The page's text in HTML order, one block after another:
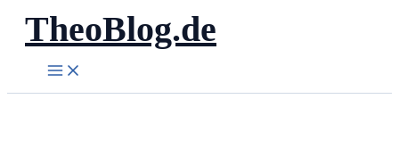
Zum
Inhalt
springen
TheoBlog.de